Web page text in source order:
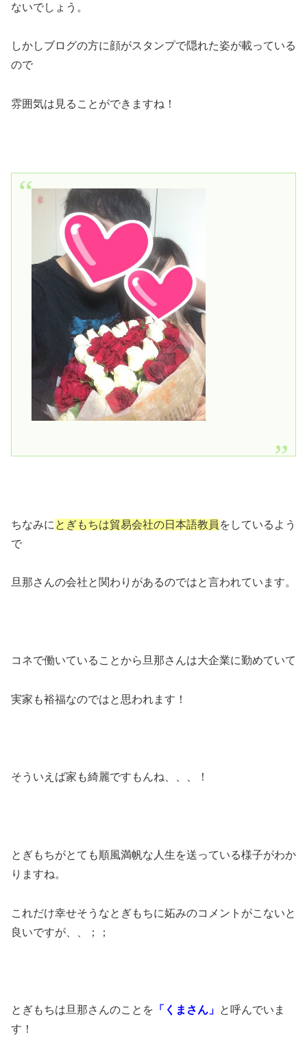
ないでしょう。
しかしブログの方に顔がスタンプで隠れた姿が載っている
ので
雰囲気は見ることができますね！
ちなみに とぎもちは貿易会社の日本語教員 をしているよう
で
旦那さんの会社と関わりがあるのではと言われています。
コネで働いていることから旦那さんは大企業に勤めていて
実家も裕福なのではと思われます！
そういえば家も綺麗ですもんね、、、！
とぎもちがとても順風満帆な人生を送っている様子がわか
りますね。
これだけ幸せそうなとぎもちに妬みのコメントがこないと
良いですが、、；；
とぎもちは旦那さんのことを 「くまさん」 と呼んでいま
す！